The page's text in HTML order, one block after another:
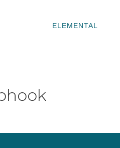
ELEMENTAL